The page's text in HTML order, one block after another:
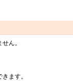
ん。
ます。